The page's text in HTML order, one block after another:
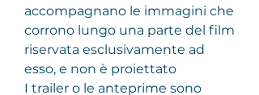
accompagnano le immagini che
corrono lungo una parte del film
riservata esclusivamente ad
esso, e non è proiettato
I trailer o le anteprime sono